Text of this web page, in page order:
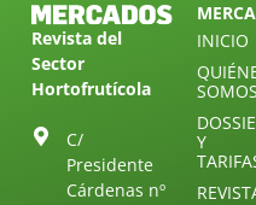
Revista del
Sector
Hortofrutícola
C/
Presidente
Cárdenas nº
INICIO
SOMOS
Y